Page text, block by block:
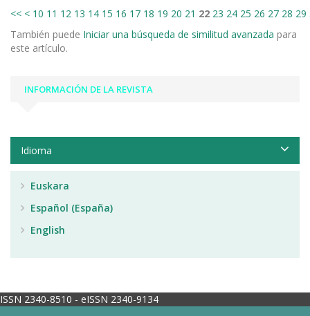
<< < 10 11 12 13 14 15 16 17 18 19 20 21 22 23 24 25 26 27 28 29
También puede Iniciar una búsqueda de similitud avanzada para
este artículo.
INFORMACIÓN DE LA REVISTA
Idioma
Euskara
Español (España)
English
ISSN 2340-8510 - eISSN 2340-9134